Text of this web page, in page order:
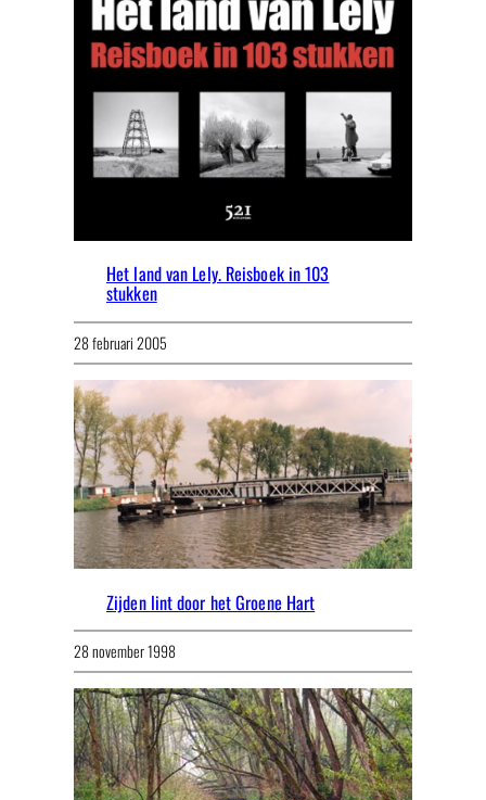
Het land van Lely. Reisboek in 103
stukken
28 februari 2005
Zijden lint door het Groene Hart
28 november 1998